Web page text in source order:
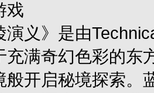
戏
演义》是由
充满奇幻色彩的东
般开启秘境探索。